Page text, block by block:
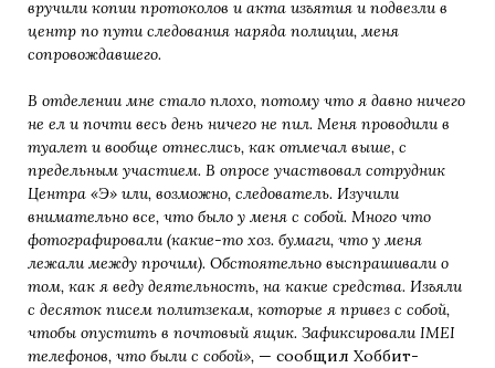
вручили копии протоколов и акта изъятия и подвезли в
центр по пути следования наряда полиции, меня
сопровождавшего.
В отделении мне стало плохо, потому что я давно ничего
не ел и почти весь день ничего не пил. Меня проводили в
туалет и вообще отнеслись, как отмечал выше, с
предельным участием. В опросе участвовал сотрудник
Центра «Э» или, возможно, следователь. Изучили
внимательно все, что было у меня с собой. Много что
фотографировали (какие-то хоз. бумаги, что у меня
лежали между прочим). Обстоятельно выспрашивали о
том, как я веду деятельность, на какие средства. Изъяли
с десяток писем политзекам, которые я привез с собой,
чтобы опустить в почтовый ящик. Зафиксировали IMEI
телефонов, что были с собой», — сообщил Хоббит-